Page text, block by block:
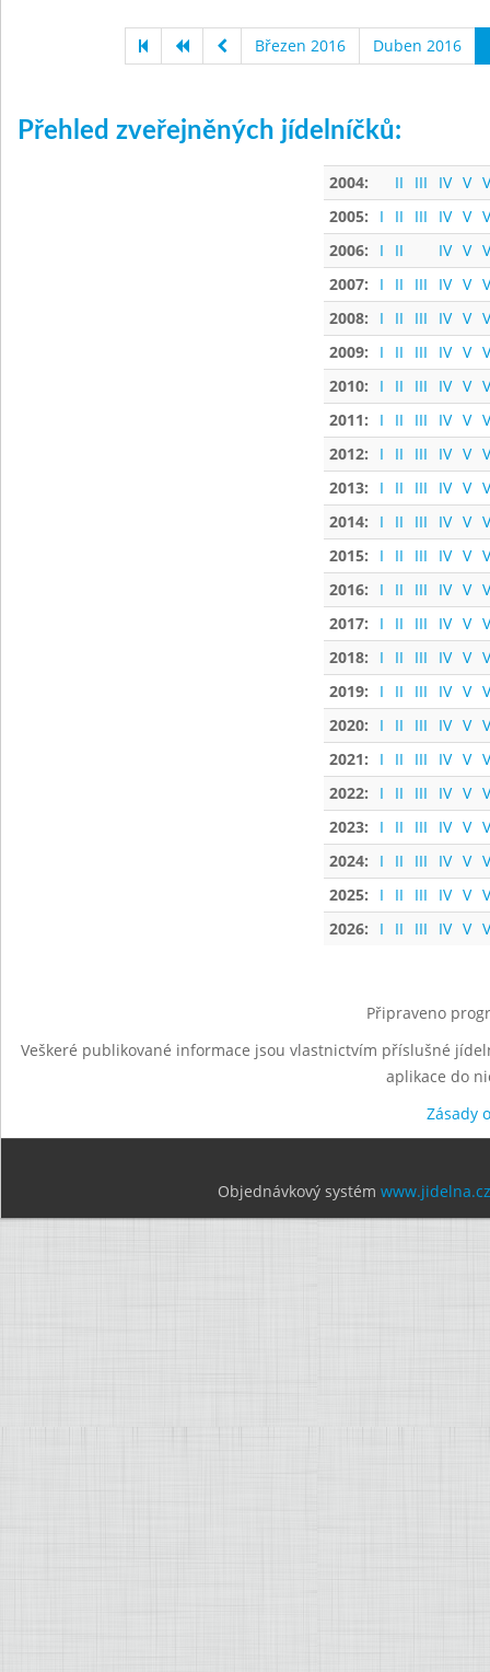
Březen 2016 Duben 2016
Přehled zveřejněných jídelníčků:
2004: II III IV V
2005:
I II III IV V
2006:
I II IV V
2007:
I II III IV V
2008:
I II III IV V
2009:
I II III IV V
2010:
I II III IV V
2011:
I II III IV V
2012:
I II III IV V
2013:
I II III IV V
2014:
I II III IV V
2015:
I II III IV V
2016:
I II III IV V
2017:
I II III IV V
2018:
I II III IV V
2019:
I II III IV V
2020:
I II III IV V
2021:
I II III IV V
2022:
I II III IV V
2023:
I II III IV V
2024:
I II III IV V
2025:
I II III IV V
2026:
I II III IV V
Připraveno
Veškeré publikované informace jsou vlastnictvím příslušné
aplikace do
Zásady
Objednávkový systém www.jidelna.cz